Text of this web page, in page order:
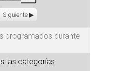
Siguiente
programados durante
las categorías